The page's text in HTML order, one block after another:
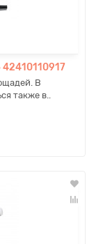
В
также в..